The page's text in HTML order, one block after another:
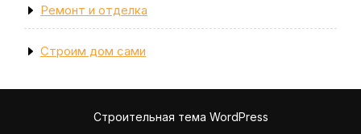
Ремонт и отделка
Строим дом сами
Строительная тема WordPress